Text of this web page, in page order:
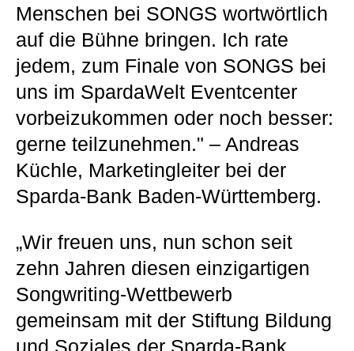
Menschen bei SONGS wortwörtlich
auf die Bühne bringen. Ich rate
jedem, zum Finale von SONGS bei
uns im SpardaWelt Eventcenter
vorbeizukommen oder noch besser:
gerne teilzunehmen." – Andreas
Küchle, Marketingleiter bei der
Sparda-Bank Baden-Württemberg.
„Wir freuen uns, nun schon seit
zehn Jahren diesen einzigartigen
Songwriting-Wettbewerb
gemeinsam mit der Stiftung Bildung
und Soziales der Sparda-Bank